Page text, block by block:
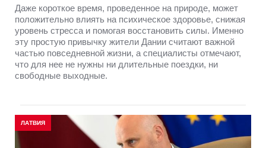
Даже короткое время, проведенное на природе, может
положительно влиять на психическое здоровье, снижая
уровень стресса и помогая восстановить силы. Именно
эту простую привычку жители Дании считают важной
частью повседневной жизни, а специалисты отмечают,
что для нее не нужны ни длительные поездки, ни
свободные выходные.
ЛАТВИЯ